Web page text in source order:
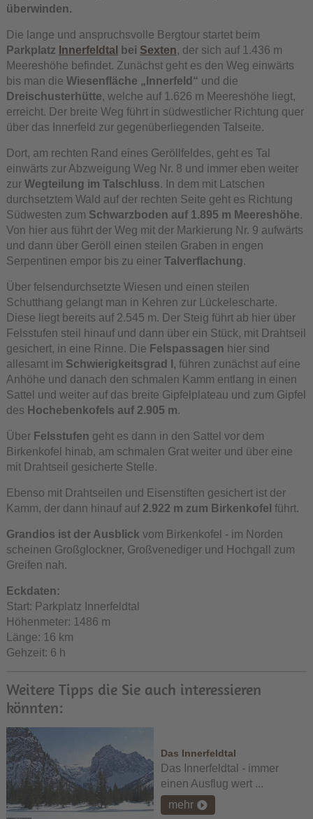
überwinden.
Die lange und anspruchsvolle Bergtour startet beim
Parkplatz Innerfeldtal bei Sexten, der sich auf 1.436 m
Meereshöhe befindet. Zunächst geht es den Weg einwärts
bis man die Wiesenfläche „Innerfeld“ und die
Dreischusterhütte, welche auf 1.626 m Meereshöhe liegt,
erreicht. Der breite Weg führt in südwestlicher Richtung quer
über das Innerfeld zur gegenüberliegenden Talseite.
Dort, am rechten Rand eines Geröllfeldes, geht es Tal
einwärts zur Abzweigung Weg Nr. 8 und immer eben weiter
zur Wegteilung im Talschluss. In dem mit Latschen
durchsetztem Wald auf der rechten Seite geht es Richtung
Südwesten zum Schwarzboden auf 1.895 m Meereshöhe.
Von hier aus führt der Weg mit der Markierung Nr. 9 aufwärts
und dann über Geröll einen steilen Graben in engen
Serpentinen empor bis zu einer Talverflachung.
Über felsendurchsetzte Wiesen und einen steilen
Schutthang gelangt man in Kehren zur Lückelescharte.
Diese liegt bereits auf 2.545 m. Der Steig führt ab hier über
Felsstufen steil hinauf und dann über ein Stück, mit Drahtseil
gesichert, in eine Rinne. Die Felspassagen hier sind
allesamt im Schwierigkeitsgrad I , führen zunächst auf eine
Anhöhe und danach den schmalen Kamm entlang in einen
Sattel und weiter auf das breite Gipfelplateau und zum Gipfel
des Hochebenkofels auf 2.905 m.
Über Felsstufen geht es dann in den Sattel vor dem
Birkenkofel hinab, am schmalen Grat weiter und über eine
mit Drahtseil gesicherte Stelle.
Ebenso mit Drahtseilen und Eisenstiften gesichert ist der
Kamm, der dann hinauf auf 2.922 m zum Birkenkofel führt.
Grandios ist der Ausblick vom Birkenkofel - im Norden
scheinen Großglockner, Großvenediger und Hochgall zum
Greifen nah.
Eckdaten:
Start: Parkplatz Innerfeldtal
Höhenmeter: 1486 m
Länge: 16 km
Gehzeit: 6 h
Weitere Tipps die Sie auch interessieren
könnten:
Das Innerfeldtal
Das Innerfeldtal - immer
einen Ausflug wert ...
mehr